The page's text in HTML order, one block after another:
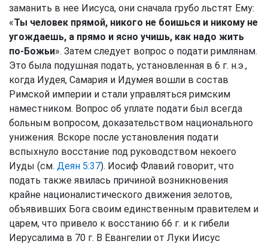
заманить в нее Иисуса, они сначала грубо льстят Ему:
«Ты человек прямой, никого не боишься и никому не
угождаешь, а прямо и ясно учишь, как надо жить
по-Божьи». Затем следует вопрос о подати римлянам.
Это была подушная подать, установленная в 6 г. н.э.,
когда Иудея, Самария и Идумея вошли в состав
Римской империи и стали управляться римским
наместником. Вопрос об уплате подати был всегда
больным вопросом, доказательством национального
унижения. Вскоре после установления подати
вспыхнуло восстание под руководством некоего
Иуды (см. Деян 5:37). Иосиф Флавий говорит, что
подать также явилась причиной возникновения
крайне националистического движения зелотов,
объявивших Бога своим единственным правителем и
царем, что привело к восстанию 66 г. и к гибели
Иерусалима в 70 г. В Евангелии от Луки Иисус